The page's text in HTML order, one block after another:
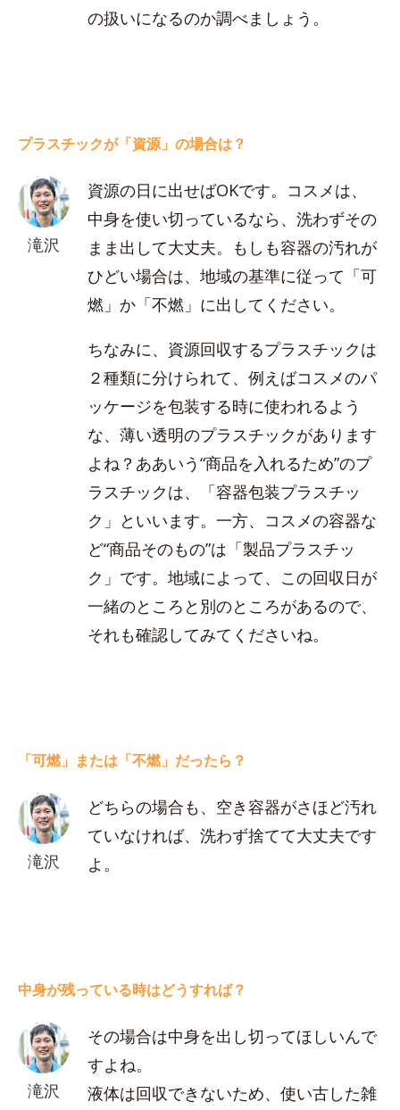
の扱いになるのか調べましょう。
プラスチックが「資源」の場合は？
滝沢
資源の日に出せばOKです。コスメは、
中身を使い切っているなら、洗わずその
まま出して大丈夫。もしも容器の汚れが
ひどい場合は、地域の基準に従って「可
燃」か「不燃」に出してください。
ちなみに、資源回収するプラスチックは
２種類に分けられて、例えばコスメのパ
ッケージを包装する時に使われるよう
な、薄い透明のプラスチックがあります
よね？ああいう“商品を入れるため”のプ
ラスチックは、「容器包装プラスチッ
ク」といいます。一方、コスメの容器な
ど“商品そのもの”は「製品プラスチッ
ク」です。地域によって、この回収日が
一緒のところと別のところがあるので、
それも確認してみてくださいね。
「可燃」または「不燃」だったら？
滝沢
どちらの場合も、空き容器がさほど汚れ
ていなければ、洗わず捨てて大丈夫です
よ。
中身が残っている時はどうすれば？
滝沢
その場合は中身を出し切ってほしいんで
すよね。
液体は回収できないため、使い古した雑